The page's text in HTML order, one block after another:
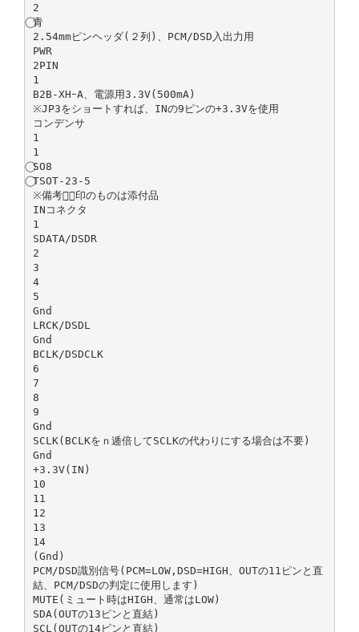
2
⃝青
2.54mmピンヘッダ(２列)、PCM/DSD入出力用
PWR
2PIN
1
B2B-XHｰA、電源用3.3V(500mA)
※JP3をショートすれば、INの9ピンの+3.3Vを使用
コンデンサ
1
1
⃝SO8
⃝TSOT-23-5
※備考に⃝印のものは添付品
INコネクタ
1
SDATA/DSDR
2
3
4
5
Gnd
LRCK/DSDL
Gnd
BCLK/DSDCLK
6
7
8
9
Gnd
SCLK(BCLKをｎ逓倍してSCLKの代わりにする場合は不要)
Gnd
+3.3V(IN)
10
11
12
13
14
(Gnd)
PCM/DSD識別信号(PCM=LOW,DSD=HIGH、OUTの11ピンと直
結、PCM/DSDの判定に使用します)
MUTE(ミュート時はHIGH、通常はLOW)
SDA(OUTの13ピンと直結)
SCL(OUTの14ピンと直結)